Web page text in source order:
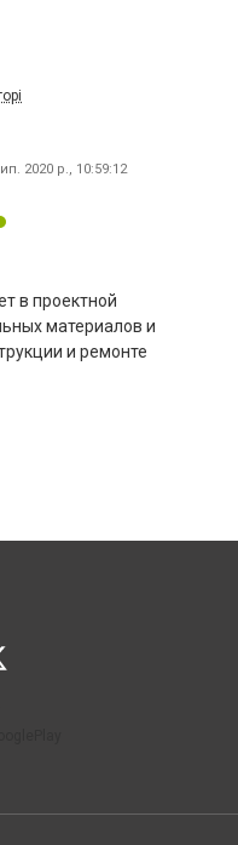
2020 р., 10:59:12
в проектной
материалов и
и ремонте